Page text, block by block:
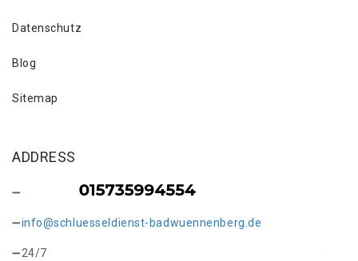
Datenschutz
Blog
Sitemap
ADDRESS
info@schluesseldienst-badwuennenberg.de
24/7